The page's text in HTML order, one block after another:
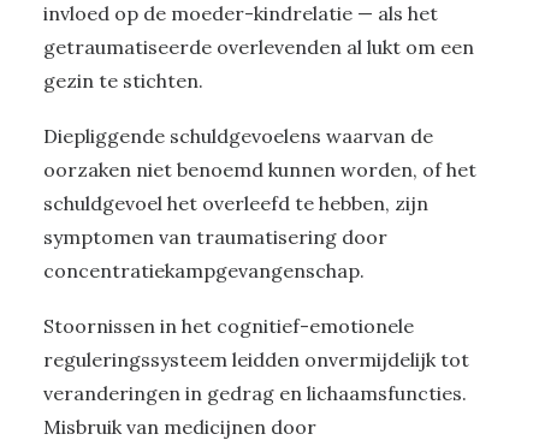
invloed op de moeder-kindrelatie — als het
getraumatiseerde overlevenden al lukt om een
gezin te stichten.
Diepliggende schuldgevoelens waarvan de
oorzaken niet benoemd kunnen worden, of het
schuldgevoel het overleefd te hebben, zijn
symptomen van traumatisering door
concentratiekampgevangenschap.
Stoornissen in het cognitief-emotionele
reguleringssysteem leidden onvermijdelijk tot
veranderingen in gedrag en lichaamsfuncties.
Misbruik van medicijnen door